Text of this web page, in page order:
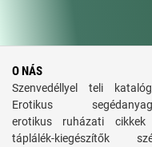
O NÁS
Szenvedéllyel teli
Erotikus
erotikus ruházati cikkek
táplálék-kiegészítők